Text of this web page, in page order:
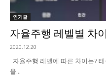
인기글
자율주행 레벨별 차
2020.12.20
자율주행 레벨에 따른 차이는?
율...